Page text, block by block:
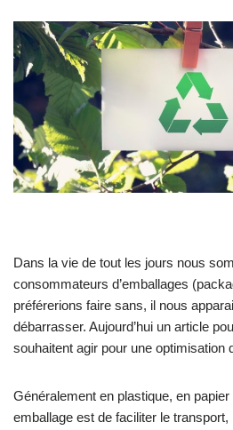
Dans la vie de tout les jours nous
consommateurs d’emballages
préférerions faire sans, il nous
débarrasser. Aujourd’hui un article
souhaitent agir pour une optimisation
Généralement en plastique, en papier
emballage est de faciliter le